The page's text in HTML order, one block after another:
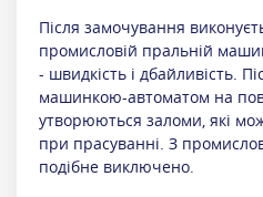
Після замочування
промисловій пральній
- швидкість і дбайливість.
машинкою-автоматом на
утворюються заломи, які
при прасуванні. З
подібне виключено.